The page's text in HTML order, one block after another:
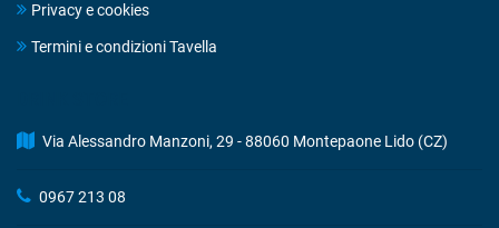
Privacy e cookies
Termini e condizioni Tavella
Via Alessandro Manzoni, 29 - 88060 Montepaone Lido (CZ)
0967 213 08